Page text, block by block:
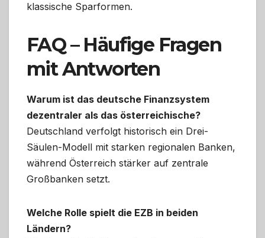
klassische Sparformen.
FAQ – Häufige Fragen
mit Antworten
Warum ist das deutsche Finanzsystem
dezentraler als das österreichische?
Deutschland verfolgt historisch ein Drei-
Säulen-Modell mit starken regionalen Banken,
während Österreich stärker auf zentrale
Großbanken setzt.
Welche Rolle spielt die EZB in beiden
Ländern?